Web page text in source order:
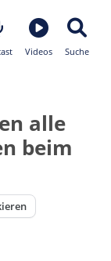
Videos Suche
alle
beim